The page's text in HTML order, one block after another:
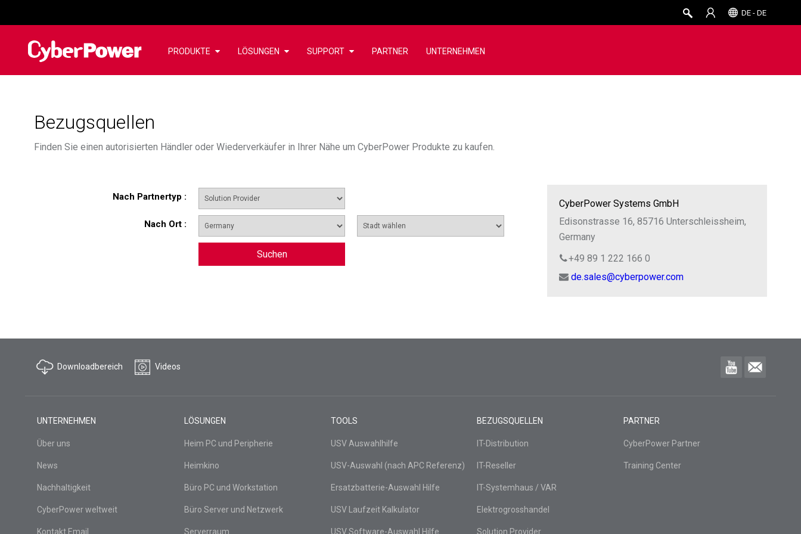
DE - DE
PRODUKTE LÖSUNGEN SUPPORT PARTNER UNTERNEHMEN
Bezugsquellen
Finden Sie einen autorisierten Händler oder Wiederverkäufer in Ihrer Nähe um CyberPower Produkte zu kaufen.
Nach Partnertyp :
Nach Ort :
Suchen
CyberPower Systems GmbH
Edisonstrasse 16, 85716 Unterschleissheim,
Germany
+49 89 1 222 166 0
de.sales@cyberpower.com
Downloadbereich Videos
UNTERNEHMEN
Über uns
News
Nachhaltigkeit
CyberPower weltweit
Kontakt Email
LÖSUNGEN
Heim PC und Peripherie
Heimkino
Büro PC und Workstation
Büro Server und Netzwerk
Serverraum
TOOLS
USV Auswahlhilfe
USV-Auswahl (nach APC Referenz)
Ersatzbatterie-Auswahl Hilfe
USV Laufzeit Kalkulator
USV Software-Auswahl Hilfe
BEZUGSQUELLEN
IT-Distribution
IT-Reseller
IT-Systemhaus / VAR
Elektrogrosshandel
Solution Provider
PARTNER
CyberPower Partner
Training Center